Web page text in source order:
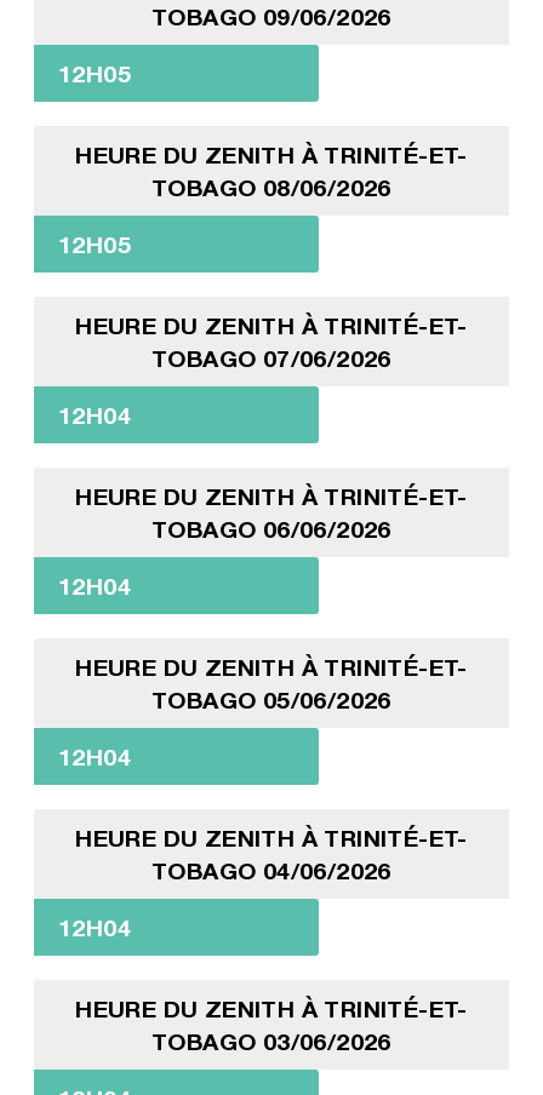
TOBAGO 09/06/2026
12H05
HEURE DU ZENITH À TRINITÉ-ET-
TOBAGO 08/06/2026
12H05
HEURE DU ZENITH À TRINITÉ-ET-
TOBAGO 07/06/2026
12H04
HEURE DU ZENITH À TRINITÉ-ET-
TOBAGO 06/06/2026
12H04
HEURE DU ZENITH À TRINITÉ-ET-
TOBAGO 05/06/2026
12H04
HEURE DU ZENITH À TRINITÉ-ET-
TOBAGO 04/06/2026
12H04
HEURE DU ZENITH À TRINITÉ-ET-
TOBAGO 03/06/2026